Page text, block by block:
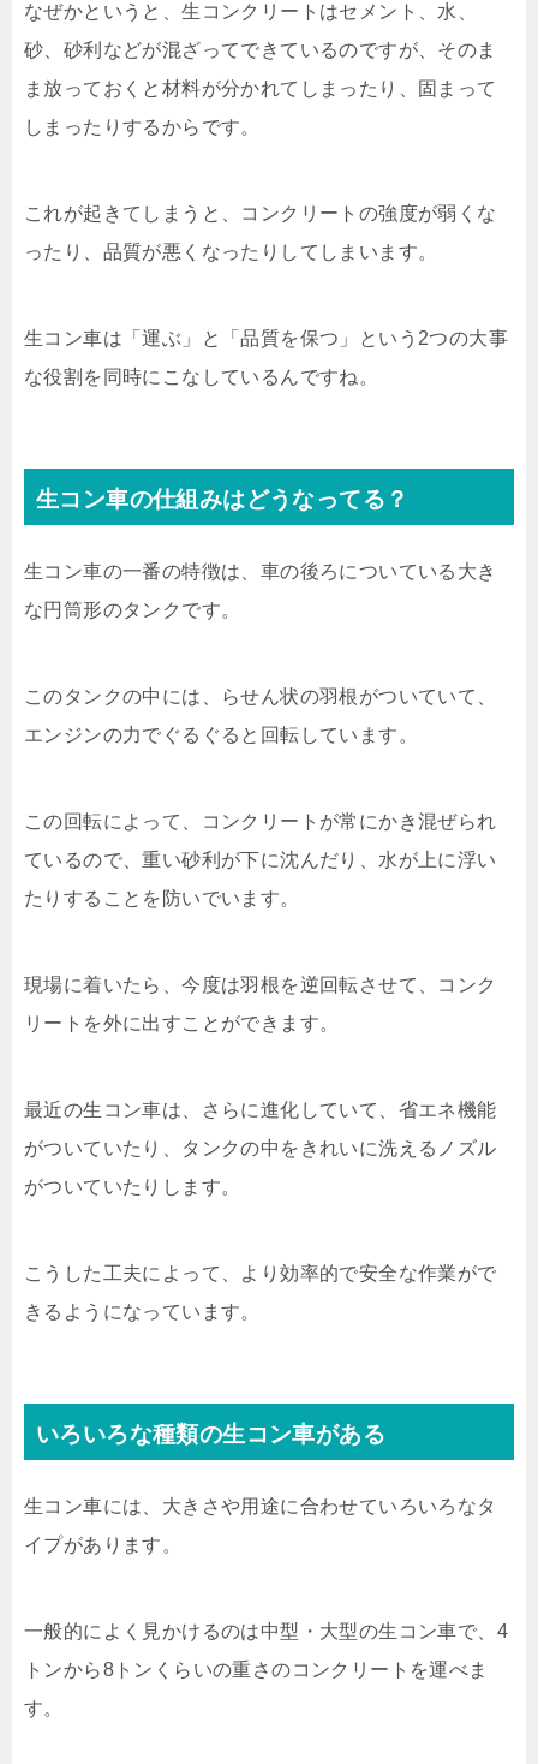
なぜかというと、生コンクリートはセメント、水、
砂、砂利などが混ざってできているのですが、そのま
ま放っておくと材料が分かれてしまったり、固まって
しまったりするからです。
これが起きてしまうと、コンクリートの強度が弱くな
ったり、品質が悪くなったりしてしまいます。
生コン車は「運ぶ」と「品質を保つ」という2つの大事
な役割を同時にこなしているんですね。
生コン車の仕組みはどうなってる？
生コン車の一番の特徴は、車の後ろについている大き
な円筒形のタンクです。
このタンクの中には、らせん状の羽根がついていて、
エンジンの力でぐるぐると回転しています。
この回転によって、コンクリートが常にかき混ぜられ
ているので、重い砂利が下に沈んだり、水が上に浮い
たりすることを防いでいます。
現場に着いたら、今度は羽根を逆回転させて、コンク
リートを外に出すことができます。
最近の生コン車は、さらに進化していて、省エネ機能
がついていたり、タンクの中をきれいに洗えるノズル
がついていたりします。
こうした工夫によって、より効率的で安全な作業がで
きるようになっています。
いろいろな種類の生コン車がある
生コン車には、大きさや用途に合わせていろいろなタ
イプがあります。
一般的によく見かけるのは中型・大型の生コン車で、4
トンから8トンくらいの重さのコンクリートを運べま
す。